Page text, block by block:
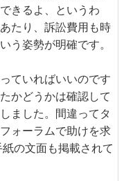
きるよ、というわ
たり、訴訟費用も時
う姿勢が明確です。
ていればいいのです
かどうかは確認して
ました。間違ってタ
ォーラムで助けを求
の文面も掲載されて